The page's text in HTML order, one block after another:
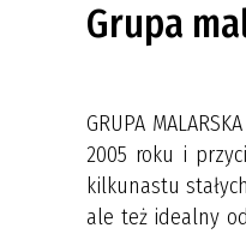
Grupa
GRUPA
2005 roku i
kilkunastu
ale też idealny